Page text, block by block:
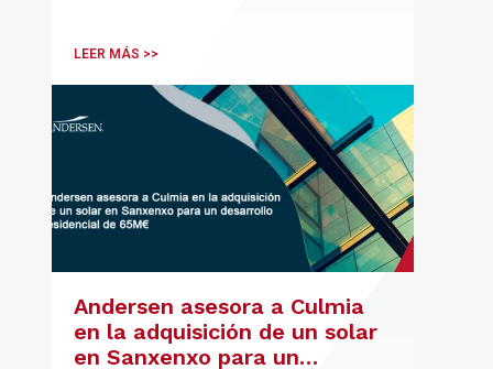
Latinoamérica y otros mercados
LEER MÁS >>
Andersen asesora a Culmia
en la adquisición de un solar
en Sanxenxo para un